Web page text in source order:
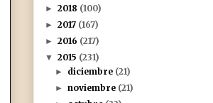
► 2018 (100)
► 2017 (167)
► 2016 (217)
▼ 2015 (231)
► diciembre (21)
►noviembre (21)